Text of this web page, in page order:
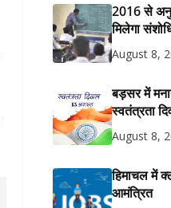
2016 से
मिलेगा
August 8,
बड़सर में
स्वतंत्रता
August 8,
हिमाचल में
आमंत्रित